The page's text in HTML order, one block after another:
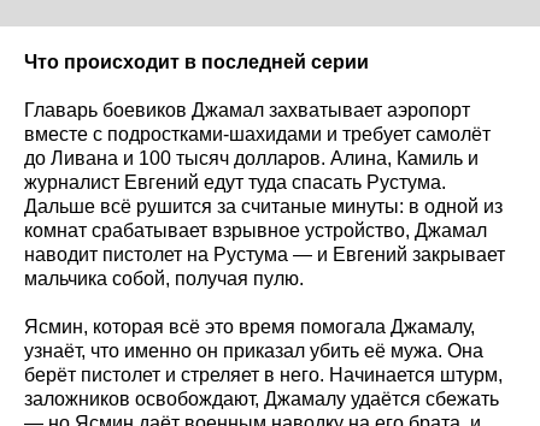
Что происходит в последней серии
Главарь боевиков Джамал захватывает аэропорт
вместе с подростками-шахидами и требует самолёт
до Ливана и 100 тысяч долларов. Алина, Камиль и
журналист Евгений едут туда спасать Рустума.
Дальше всё рушится за считаные минуты: в одной из
комнат срабатывает взрывное устройство, Джамал
наводит пистолет на Рустума — и Евгений закрывает
мальчика собой, получая пулю.
Ясмин, которая всё это время помогала Джамалу,
узнаёт, что именно он приказал убить её мужа. Она
берёт пистолет и стреляет в него. Начинается штурм,
заложников освобождают, Джамалу удаётся сбежать